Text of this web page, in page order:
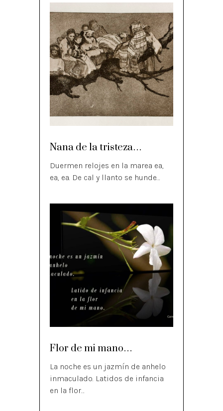
Nana de la tristeza…
Duermen relojes en la marea ea,
ea, ea. De cal y llanto se hunde…
Flor de mi mano…
La noche es un jazmín de anhelo
inmaculado. Latidos de infancia
en la flor…